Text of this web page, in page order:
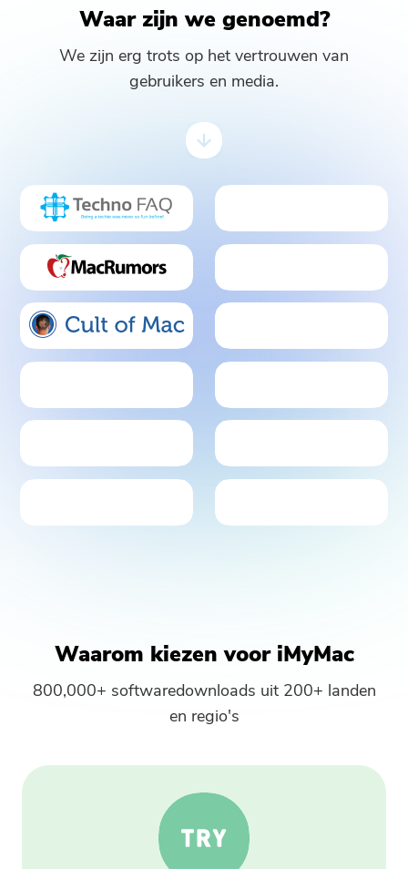
Waar zijn we genoemd?
We zijn erg trots op het vertrouwen van
gebruikers en media.
Waarom kiezen voor iMyMac
800,000+ softwaredownloads uit 200+ landen
en regio's
Je bent bijna klaar.